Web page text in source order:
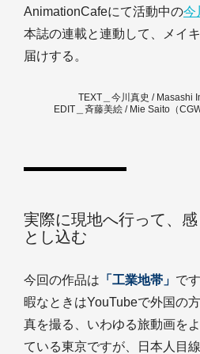
AnimationCafeにて活動中の今
本誌の連載と連動して、メイ
届けする。
TEXT＿今川真史 / Masashi
EDIT＿斉藤美絵 / Mie Saito（
実際に現地へ行って、
とし込む
今回の作品は 「工業地帯」 で
暇なときはYouTubeで外国の
真を撮る、いわゆる旅動画を
ている東京ですが、日本人目